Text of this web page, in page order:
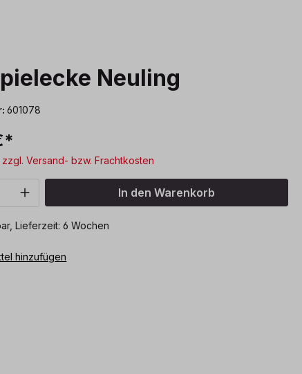
Neuling
601078
zzgl. Versand- bzw. Frachtkosten
Gib den gewünschten Wert
In den Warenkorb
Lieferzeit: 6 Wochen
hinzufügen